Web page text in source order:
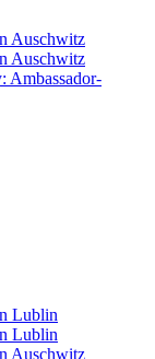
Auschwitz
Auschwitz
Ambassador-
Lublin
Lublin
Auschwitz